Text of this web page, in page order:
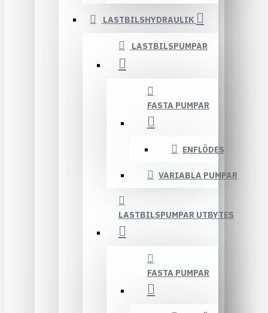
LASTBILSHYDRAULIK
LASTBILSPUMPAR
FASTA PUMPAR
ENFLÖDES
VARIABLA PUMPAR
LASTBILSPUMPAR UTBYTES
FASTA PUMPAR